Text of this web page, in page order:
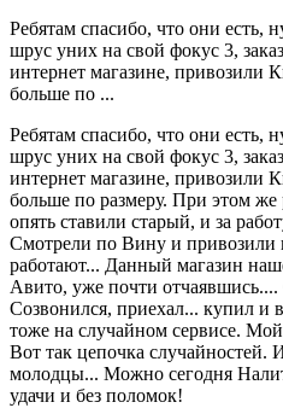
Ребятам спасибо, что они есть,
шрус уних на свой фокус 3,
интернет магазине, привозили
больше по ...
Ребятам спасибо, что они есть,
шрус уних на свой фокус 3,
интернет магазине, привозили
больше по размеру. При этом же
опять ставили старый, и за
Смотрели по Вину и привозили
работают... Данный магазин
Авито, уже почти отчаявшись....
Созвонился, приехал... купил и
тоже на случайном сервисе.
Вот так цепочка случайностей.
молодцы... Можно сегодня
удачи и без поломок!